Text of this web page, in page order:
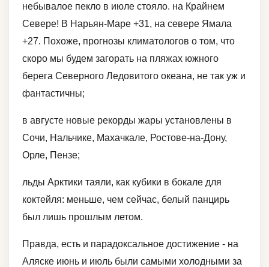
небывалое пекло в июле стояло. на Крайнем
Севере! В Нарьян-Маре +31, на севере Ямала
+27. Похоже, прогнозы климатологов о том, что
скоро мы будем загорать на пляжах южного
берега Северного Ледовитого океана, не так уж и
фантастичны;
в августе новые рекорды жары установлены в
Сочи, Нальчике, Махачкале, Ростове-на-Дону,
Орле, Пензе;
льды Арктики таяли, как кубики в бокале для
коктейля: меньше, чем сейчас, белый панцирь
был лишь прошлым летом.
Правда, есть и парадоксальное достижение - на
Аляске июнь и июль были самыми холодными за